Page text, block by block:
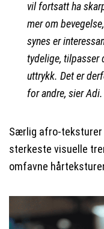
vil fortsatt ha
mer om
synes er
tydelige, tilpasser
uttrykk. Det er
for andre, sier Adi.
Særlig afro-teksturer
sterkeste visuelle
omfavne